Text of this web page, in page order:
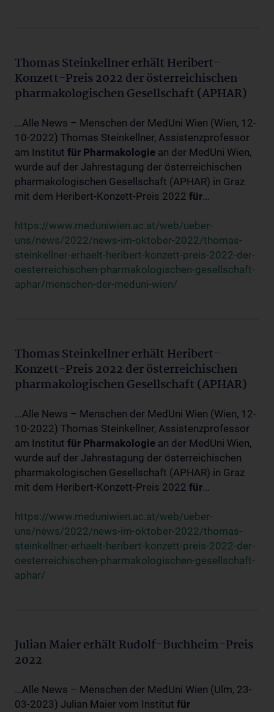
Thomas Steinkellner erhält Heribert-
Konzett-Preis 2022 der österreichischen
pharmakologischen Gesellschaft (APHAR)
...Alle News – Menschen der MedUni Wien (Wien, 12-
10-2022) Thomas Steinkellner, Assistenzprofessor
am Institut für Pharmakologie an der MedUni Wien,
wurde auf der Jahrestagung der österreichischen
pharmakologischen Gesellschaft (APHAR) in Graz
mit dem Heribert-Konzett-Preis 2022 für...
https://www.meduniwien.ac.at/web/ueber-
uns/news/2022/news-im-oktober-2022/thomas-
steinkellner-erhaelt-heribert-konzett-preis-2022-der-
oesterreichischen-pharmakologischen-gesellschaft-
aphar/menschen-der-meduni-wien/
Thomas Steinkellner erhält Heribert-
Konzett-Preis 2022 der österreichischen
pharmakologischen Gesellschaft (APHAR)
...Alle News – Menschen der MedUni Wien (Wien, 12-
10-2022) Thomas Steinkellner, Assistenzprofessor
am Institut für Pharmakologie an der MedUni Wien,
wurde auf der Jahrestagung der österreichischen
pharmakologischen Gesellschaft (APHAR) in Graz
mit dem Heribert-Konzett-Preis 2022 für...
https://www.meduniwien.ac.at/web/ueber-
uns/news/2022/news-im-oktober-2022/thomas-
steinkellner-erhaelt-heribert-konzett-preis-2022-der-
oesterreichischen-pharmakologischen-gesellschaft-
aphar/
Julian Maier erhält Rudolf-Buchheim-Preis
2022
...Alle News – Menschen der MedUni Wien (Ulm, 23-
03-2023) Julian Maier vom Institut für